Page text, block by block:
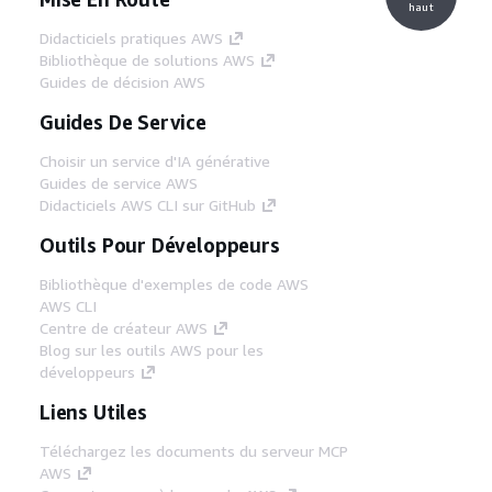
Didacticiels pratiques AWS
Bibliothèque de solutions AWS
Guides de décision AWS
Guides De Service
Choisir un service d'IA générative
Guides de service AWS
Didacticiels AWS CLI sur GitHub
Outils Pour Développeurs
Bibliothèque d'exemples de code AWS
AWS CLI
Centre de créateur AWS
Blog sur les outils AWS pour les
développeurs
Liens Utiles
Téléchargez les documents du serveur MCP
AWS
haut